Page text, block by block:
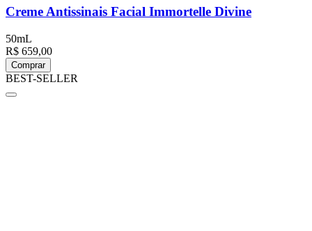
Creme Antissinais Facial Immortelle Divine
50mL
R$ 659,00
Comprar
BEST-SELLER